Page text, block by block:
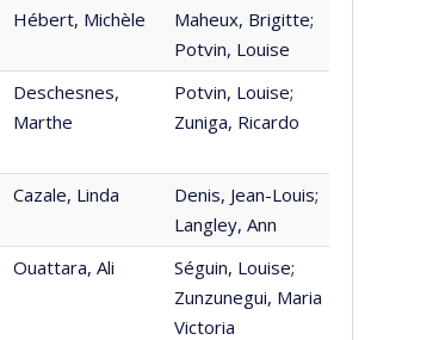
Hébert, Michèle
Maheux, Brigitte;
Potvin, Louise
Deschesnes,
Marthe
Potvin, Louise;
Zuniga, Ricardo
Cazale, Linda
Denis, Jean-Louis;
Langley, Ann
Ouattara, Ali
Séguin, Louise;
Zunzunegui, Maria
Victoria